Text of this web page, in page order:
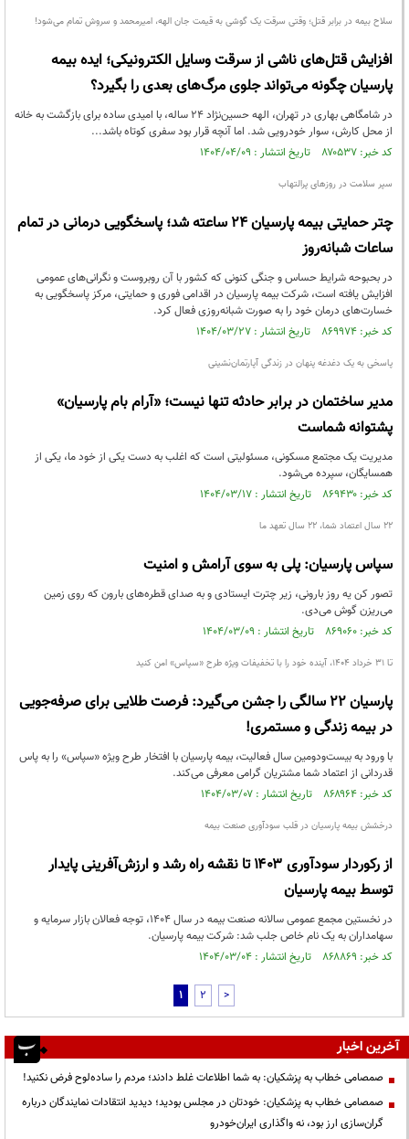
سلاح بیمه در برابر قتل؛ وقتی سرقت یک گوشی به قیمت جان الهه، امیرمحمد و سروش تمام می‌شود!
افزایش قتل‌های ناشی از سرقت وسایل الکترونیکی؛ ایده بیمه
پارسیان چگونه می‌تواند جلوی مرگ‌های بعدی را بگیرد؟
در شامگاهی بهاری در تهران، الهه حسین‌نژاد ۲۴ ساله، با امیدی ساده برای بازگشت به خانه
از محل کارش، سوار خودرویی شد. اما آنچه قرار بود سفری کوتاه باشد...
کد خبر: ۸۷۰۵۳۷ تاریخ انتشار : ۱۴۰۴/۰۴/۰۹
سپر سلامت در روزهای پرالتهاب
چتر حمایتی بیمه پارسیان ۲۴ ساعته شد؛ پاسخگویی درمانی در تمام
ساعات شبانه‌روز
در بحبوحه شرایط حساس و جنگی کنونی که کشور با آن روبروست و نگرانی‌های عمومی
افزایش یافته است، شرکت بیمه پارسیان در اقدامی فوری و حمایتی، مرکز پاسخگویی به
خسارت‌های درمان خود را به صورت شبانه‌روزی فعال کرد.
کد خبر: ۸۶۹۹۷۴ تاریخ انتشار : ۱۴۰۴/۰۳/۲۷
پاسخی به یک دغدغه پنهان در زندگی آپارتمان‌نشینی
مدیر ساختمان در برابر حادثه تنها نیست؛ «آرام بام پارسیان»
پشتوانه شماست
مدیریت یک مجتمع مسکونی، مسئولیتی است که اغلب به دست یکی از خود ما، یکی از
همسایگان، سپرده می‌شود.
کد خبر: ۸۶۹۴۳۰ تاریخ انتشار : ۱۴۰۴/۰۳/۱۷
۲۲ سال اعتماد شما، ۲۲ سال تعهد ما
سپاس پارسیان: پلی به سوی آرامش و امنیت
تصور کن یه روز بارونی، زیر چترت ایستادی و به صدای قطره‌های بارون که روی زمین
می‌ریزن گوش می‌دی.
کد خبر: ۸۶۹۰۶۰ تاریخ انتشار : ۱۴۰۴/۰۳/۰۹
تا ۳۱ خرداد ۱۴۰۴، آینده خود را با تخفیفات ویژه طرح «سپاس» امن کنید
پارسیان ۲۲ سالگی را جشن می‌گیرد: فرصت طلایی برای صرفه‌جویی
در بیمه زندگی و مستمری!
با ورود به بیست‌ودومین سال فعالیت، بیمه پارسیان با افتخار طرح ویژه «سپاس» را به پاس
قدردانی از اعتماد شما مشتریان گرامی معرفی می‌کند.
کد خبر: ۸۶۸۹۶۴ تاریخ انتشار : ۱۴۰۴/۰۳/۰۷
درخشش بیمه پارسیان در قلب سودآوری صنعت بیمه
از رکوردار سودآوری ۱۴۰۳ تا نقشه راه رشد و ارزش‌آفرینی پایدار
توسط بیمه پارسیان
در نخستین مجمع عمومی سالانه صنعت بیمه در سال ۱۴۰۴، توجه فعالان بازار سرمایه و
سهامداران به یک نام خاص جلب شد: شرکت بیمه پارسیان.
کد خبر: ۸۶۸۸۶۹ تاریخ انتشار : ۱۴۰۴/۰۳/۰۴
1 2 >
آخرین اخبار
صمصامی خطاب به پزشکیان: به شما اطلاعات غلط دادند؛ مردم را ساده‌لوح فرض نکنید!
صمصامی خطاب به پزشکیان: خودتان در مجلس بودید؛ دیدید انتقادات نمایندگان درباره
گران‌سازی ارز بود، نه واگذاری ایران‌خودرو